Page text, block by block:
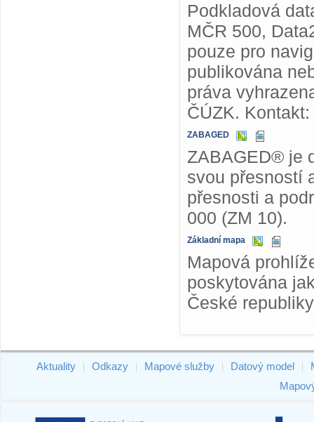
Podkladová
MČR 500,
pouze pro
publikována
práva
ČÚZK.
ZABAGED
ZABAGED® je
svou přesností
přesnosti a
000 (ZM 10).
Základní mapa
Mapová
poskytována
České
Aktuality Odkazy Mapové služby Datový model